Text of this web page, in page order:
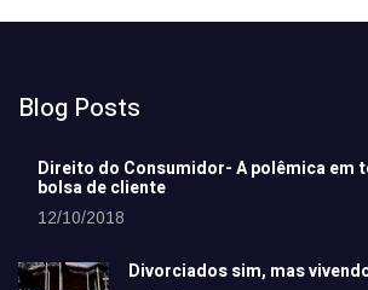
Blog Posts
Direito do Consumidor- A polêmica em
bolsa de cliente
12/10/2018
Divorciados sim, mas